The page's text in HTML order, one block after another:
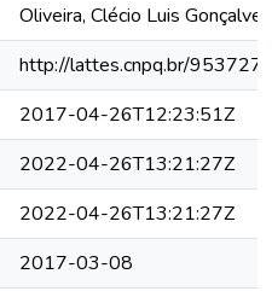
Oliveira, Clécio Luis
http://lattes.cnpq.br/
2017-04-26T12:23:51Z
2022-04-26T13:21:27Z
2022-04-26T13:21:27Z
2017-03-08